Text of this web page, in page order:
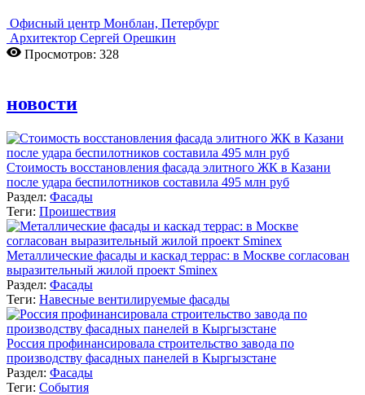
Офисный центр Монблан, Петербург
Архитектор Сергей Орешкин
Просмотров: 328
новости
Стоимость восстановления фасада элитного ЖК в Казани
после удара беспилотников составила 495 млн руб
Раздел: Фасады
Теги: Проишествия
Металлические фасады и каскад террас: в Москве согласован
выразительный жилой проект Sminex
Раздел: Фасады
Теги: Навесные вентилируемые фасады
Россия профинансировала строительство завода по
производству фасадных панелей в Кыргызстане
Раздел: Фасады
Теги: События